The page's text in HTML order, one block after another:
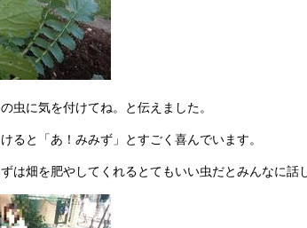
虫に気を付けてね。と伝えました。
ると「あ！みみず」とすごく喜んでいます。
は畑を肥やしてくれるとてもいい虫だとみんなに話